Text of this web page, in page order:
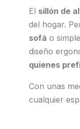
El sillón de
del hogar.
sofá o
diseño
quienes
Con unas
cualquier